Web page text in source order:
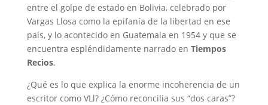
entre el golpe de estado en Bolivia, celebrado por
Vargas Llosa como la epifanía de la libertad en ese
país, y lo acontecido en Guatemala en 1954 y que se
encuentra espléndidamente narrado en Tiempos
Recios.
¿Qué es lo que explica la enorme incoherencia de un
escritor como VLl? ¿Cómo reconcilia sus “dos caras”?